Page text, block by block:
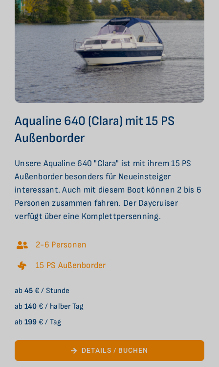
Aqualine 640 (Clara) mit 15 PS
Außenborder
Unsere Aqualine 640 "Clara" ist mit ihrem 15 PS
Außenborder besonders für Neueinsteiger
interessant. Auch mit diesem Boot können 2 bis 6
Personen zusammen fahren. Der Daycruiser
verfügt über eine Komplettpersenning.
2-6 Personen
15 PS Außenborder
ab 45 € / Stunde
ab 140 € / halber Tag
ab 199 € / Tag
DETAILS / BUCHEN